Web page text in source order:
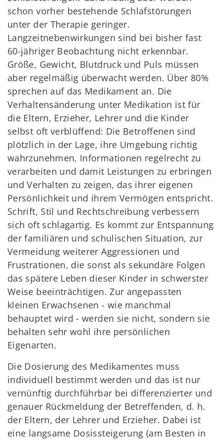
schon vorher bestehende Schlafstörungen
unter der Therapie geringer.
Langzeitnebenwirkungen sind bei bisher fast
60-jähriger Beobachtung nicht erkennbar.
Größe, Gewicht, Blutdruck und Puls müssen
aber regelmäßig überwacht werden. Über 80%
sprechen auf das Medikament an. Die
Verhaltensänderung unter Medikation ist für
die Eltern, Erzieher, Lehrer und die Kinder
selbst oft verblüffend: Die Betroffenen sind
plötzlich in der Lage, ihre Umgebung richtig
wahrzunehmen, Informationen regelrecht zu
verarbeiten und damit Leistungen zu erbringen
und Verhalten zu zeigen, das ihrer eigenen
Persönlichkeit und ihrem Vermögen entspricht.
Schrift, Stil und Rechtschreibung verbessern
sich oft schlagartig. Es kommt zur Entspannung
der familiären und schulischen Situation, zur
Vermeidung weiterer Aggressionen und
Frustrationen, die sonst als sekundäre Folgen
das spätere Leben dieser Kinder in schwerster
Weise beeinträchtigen. Zur angepassten
kleinen Erwachsenen - wie manchmal
behauptet wird - werden sie nicht, sondern sie
behalten sehr wohl ihre persönlichen
Eigenarten.
Die Dosierung des Medikamentes muss
individuell bestimmt werden und das ist nur
vernünftig durchführbar bei differenzierter und
genauer Rückmeldung der Betreffenden, d. h.
der Eltern, der Lehrer und Erzieher. Dabei ist
eine langsame Dosissteigerung (am Besten in